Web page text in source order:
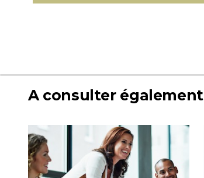
A consulter également